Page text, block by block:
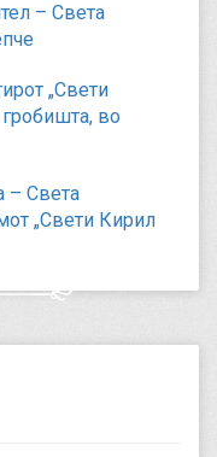
– Света
„Свети
во
– Света
„Свети Кирил